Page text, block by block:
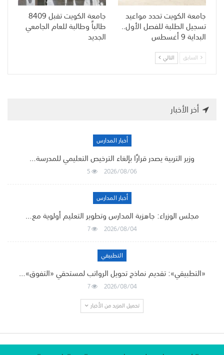
جامعة الكويت تحدد مواعيد
تسجيل الطلبة للفصل الأول..
البداية 9 أغسطس
جامعة الكويت تقبل 8409
طالباً وطالبة للعام الجامعي
الجديد
السابق التالي
أخر الأخبار
أخبار المدارس
وزير التربية يصدر قرارًا بإلغاء الترخيص التعليمي للمدرسة…
2026/08/06
5
أخبار المدارس
مجلس الوزراء: جاهزية المدارس وتطوير التعليم أولوية مع…
2026/08/04
7
التطبيقي
«التطبيقي»: تقديم نماذج تحويل الرواتب لمستحقي «التفوق»…
2026/08/04
7
تحميل المزيد من الأخبار